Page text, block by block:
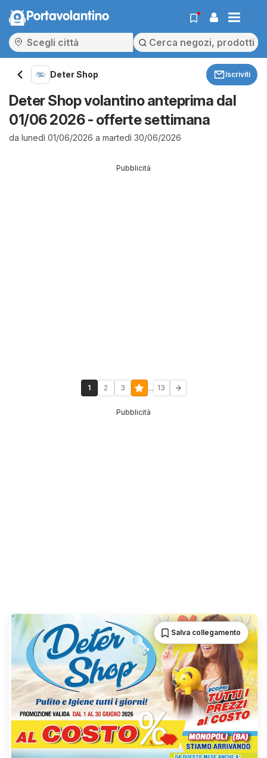
Portavolantino
Deter Shop Iscriviti
Deter Shop volantino anteprima dal
01/06 2026 - offerte settimana
da lunedì 01/06/2026 a martedì 30/06/2026
Pubblicità
1 2 3 ... 13
Pubblicità
Salva collegamento